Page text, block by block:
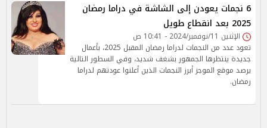
6 نجمات يعودن إلى الشاشة في دراما رمضان
2025 بعد انقطاع طويل
الإثنين 11/نوفمبر/2024 - 10:41 ص
تعود عدد من النجمات لدراما رمضان المقبل 2025، بأعمال
جديدة ينتظرها الجمهور بشغف شديد، وفي السطور التالية
يرصد موقع الموجز أبرز النجمات الذين أعلنوا عودتهم لدراما
رمضان.